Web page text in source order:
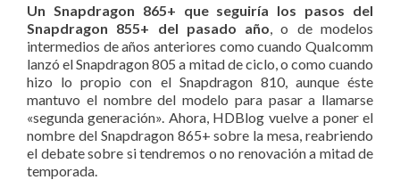
Un Snapdragon 865+ que seguiría los pasos del
Snapdragon 855+ del pasado año , o de modelos
intermedios de años anteriores como cuando Qualcomm
lanzó el Snapdragon 805 a mitad de ciclo, o como cuando
hizo lo propio con el Snapdragon 810, aunque éste
mantuvo el nombre del modelo para pasar a llamarse
«segunda generación». Ahora, HDBlog vuelve a poner el
nombre del Snapdragon 865+ sobre la mesa, reabriendo
el debate sobre si tendremos o no renovación a mitad de
temporada.